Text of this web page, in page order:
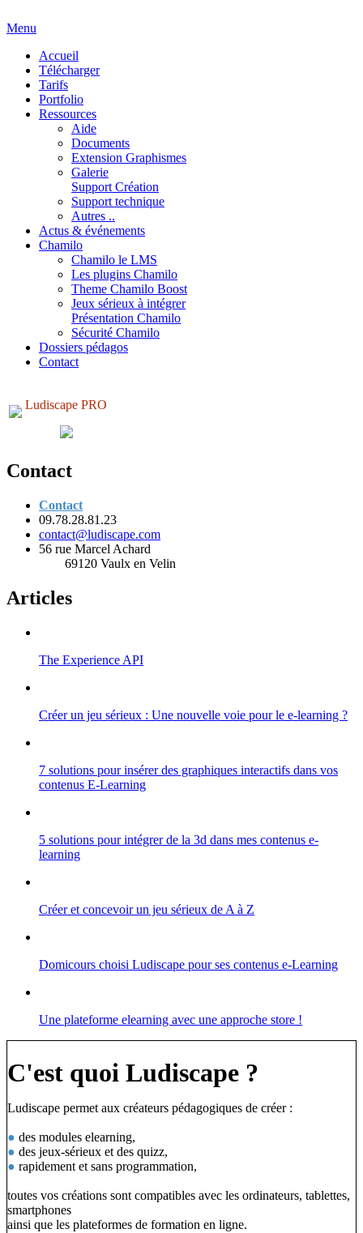
Menu
Accueil
Télécharger
Tarifs
Portfolio
Ressources
Aide
Documents
Extension Graphismes
Galerie
Support Création
Support technique
Autres ..
Actus & événements
Chamilo
Chamilo le LMS
Les plugins Chamilo
Theme Chamilo Boost
Jeux sérieux à intégrer
Présentation Chamilo
Sécurité Chamilo
Dossiers pédagos
Contact
Ludiscape PRO
Contact
Contact
09.78.28.81.23
contact@ludiscape.com
56 rue Marcel Achard
69120 Vaulx en Velin
Articles
The Experience API
Créer un jeu sérieux : Une nouvelle voie pour le e-learning ?
7 solutions pour insérer des graphiques interactifs dans vos
contenus E-Learning
5 solutions pour intégrer de la 3d dans mes contenus e-
learning
Créer et concevoir un jeu sérieux de A à Z
Domicours choisi Ludiscape pour ses contenus e-Learning
Une plateforme elearning avec une approche store !
C'est quoi Ludiscape ?
Ludiscape permet aux créateurs pédagogiques de créer :
● des modules elearning,
● des jeux-sérieux et des quizz,
● rapidement et sans programmation,
toutes vos créations sont compatibles avec les ordinateurs, tablettes,
smartphones
ainsi que les plateformes de formation en ligne.